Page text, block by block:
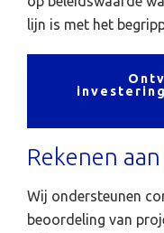
lijn is met het
Rekenen
Wij ondersteunen
beoordeling van